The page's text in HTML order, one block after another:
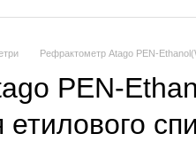
Рефрактометр Atago PEN-
PEN-